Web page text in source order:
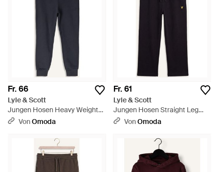
Fr. 66
Lyle & Scott
Jungen Hosen Heavy Weight
Sweatpant - Blau
VonOmoda
Fr. 61
Lyle & Scott
Jungen Hosen Straight Leg
Joggers - Blau
VonOmoda